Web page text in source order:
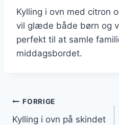
Kylling i ovn med citron
vil glæde både børn og
perfekt til at samle
middagsbordet.
FORRIGE
Kylling i ovn på skindet